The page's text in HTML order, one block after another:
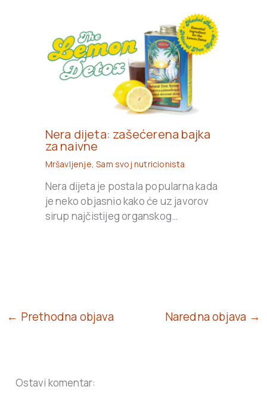
Nera dijeta: zašećerena bajka
za naivne
Mršavljenje,Sam svoj nutricionista
Nera dijeta je postala popularna kada
je neko objasnio kako će uz javorov
sirup najčistijeg organskog…
← Prethodna objava Naredna objava →
Ostavi komentar: